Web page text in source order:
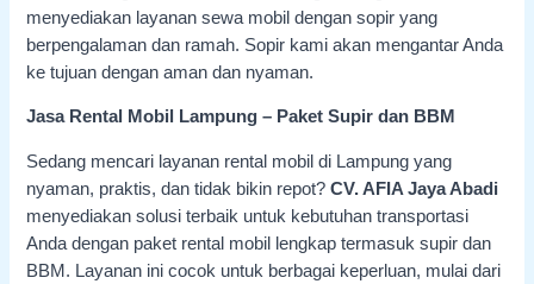
menyediakan layanan sewa mobil dengan sopir yang
berpengalaman dan ramah. Sopir kami akan mengantar Anda
ke tujuan dengan aman dan nyaman.
Jasa Rental Mobil Lampung – Paket Supir dan BBM
Sedang mencari layanan rental mobil di Lampung yang
nyaman, praktis, dan tidak bikin repot?CV. AFIA Jaya Abadi
menyediakan solusi terbaik untuk kebutuhan transportasi
Anda dengan paket rental mobil lengkap termasuk supir dan
BBM. Layanan ini cocok untuk berbagai keperluan, mulai dari